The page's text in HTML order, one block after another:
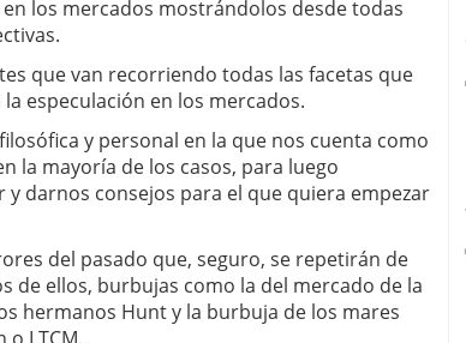
los mercados mostrándolos desde todas
que van recorriendo todas las facetas que
especulación en los mercados.
y personal en la que nos cuenta como
la mayoría de los casos, para luego
darnos consejos para el que quiera empezar
del pasado que, seguro, se repetirán de
de ellos, burbujas como la del mercado de la
hermanos Hunt y la burbuja de los mares